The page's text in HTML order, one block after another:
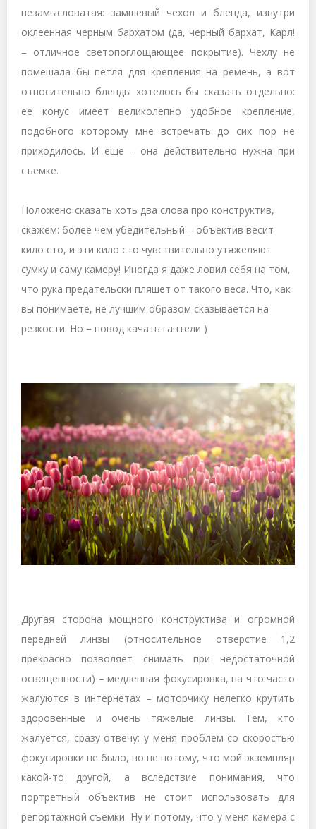
незамысловатая: замшевый чехол и бленда, изнутри
оклеенная черным бархатом (да, черный бархат, Карл!
– отличное светопоглощающее покрытие). Чехлу не
помешала бы петля для крепления на ремень, а вот
относительно бленды хотелось бы сказать отдельно:
ее конус имеет великолепно удобное крепление,
подобного которому мне встречать до сих пор не
приходилось. И еще – она действительно нужна при
съемке.
Положено сказать хоть два слова про конструктив,
скажем: более чем убедительный – объектив весит
кило сто, и эти кило сто чувствительно утяжеляют
сумку и саму камеру! Иногда я даже ловил себя на том,
что рука предательски пляшет от такого веса. Что, как
вы понимаете, не лучшим образом сказывается на
резкости. Но – повод качать гантели )
Другая сторона мощного конструктива и огромной
передней линзы (относительное отверстие 1,2
прекрасно позволяет снимать при недостаточной
освещенности) – медленная фокусировка, на что часто
жалуются в интернетах – моторчику нелегко крутить
здоровенные и очень тяжелые линзы. Тем, кто
жалуется, сразу отвечу: у меня проблем со скоростью
фокусировки не было, но не потому, что мой экземпляр
какой-то другой, а вследствие понимания, что
портретный объектив не стоит использовать для
репортажной съемки. Ну и потому, что у меня камера с